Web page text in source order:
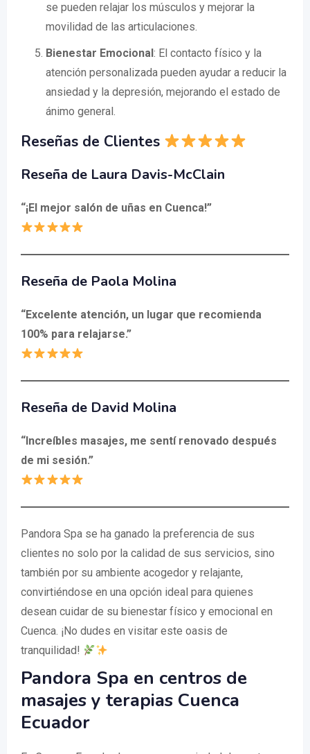
se pueden relajar los músculos y mejorar la
movilidad de las articulaciones.
Bienestar Emocional: El contacto físico y la
atención personalizada pueden ayudar a reducir la
ansiedad y la depresión, mejorando el estado de
ánimo general.
Reseñas de Clientes
Reseña de Laura Davis-McClain
“¡El mejor salón de uñas en Cuenca!”
Reseña de Paola Molina
“Excelente atención, un lugar que recomienda
100% para relajarse.”
Reseña de David Molina
“Increíbles masajes, me sentí renovado después
de mi sesión.”
Pandora Spa se ha ganado la preferencia de sus
clientes no solo por la calidad de sus servicios, sino
también por su ambiente acogedor y relajante,
convirtiéndose en una opción ideal para quienes
desean cuidar de su bienestar físico y emocional en
Cuenca. ¡No dudes en visitar este oasis de
tranquilidad!
Pandora Spa en centros de
masajes y terapias Cuenca
Ecuador